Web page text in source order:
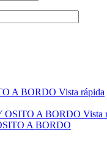
Vista rápida
Vista
A BORDO